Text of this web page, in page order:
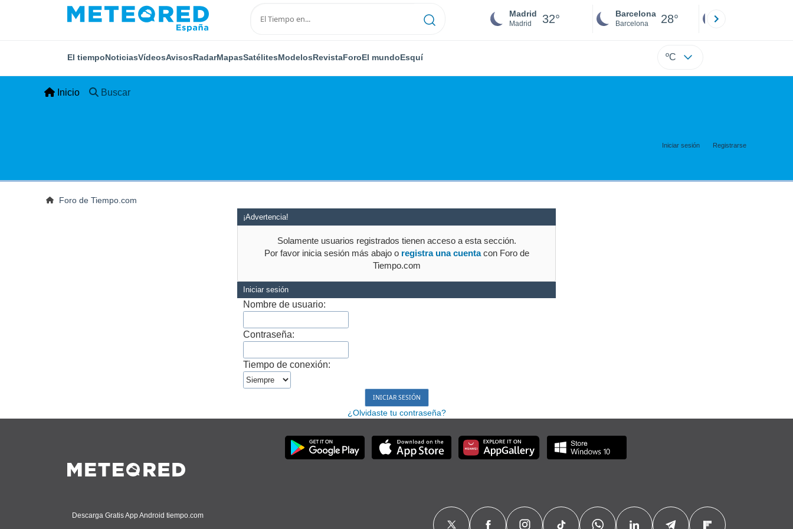
Madrid
Madrid 32° Barcelona
Barcelona 28°
El tiempoNoticiasVídeosAvisosRadarMapasSatélitesModelosRevistaForoEl mundoEsquí ºC
Inicio Buscar
Iniciar sesión Registrarse
Foro de Tiempo.com
¡Advertencia!
Solamente usuarios registrados tienen acceso a esta sección.
Por favor inicia sesión más abajo o registra una cuentacon Foro de
Tiempo.com
Iniciar sesión
Nombre de usuario:
Contraseña:
Tiempo de conexión:
¿Olvidaste tu contraseña?
Descarga Gratis App Android tiempo.com